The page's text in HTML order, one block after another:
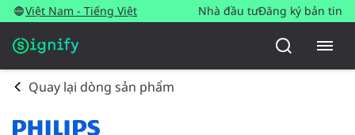
Việt Nam - Tiếng Việt Nhà đầu tưĐăng ký bản tin
Quay lại dòng sản phẩm